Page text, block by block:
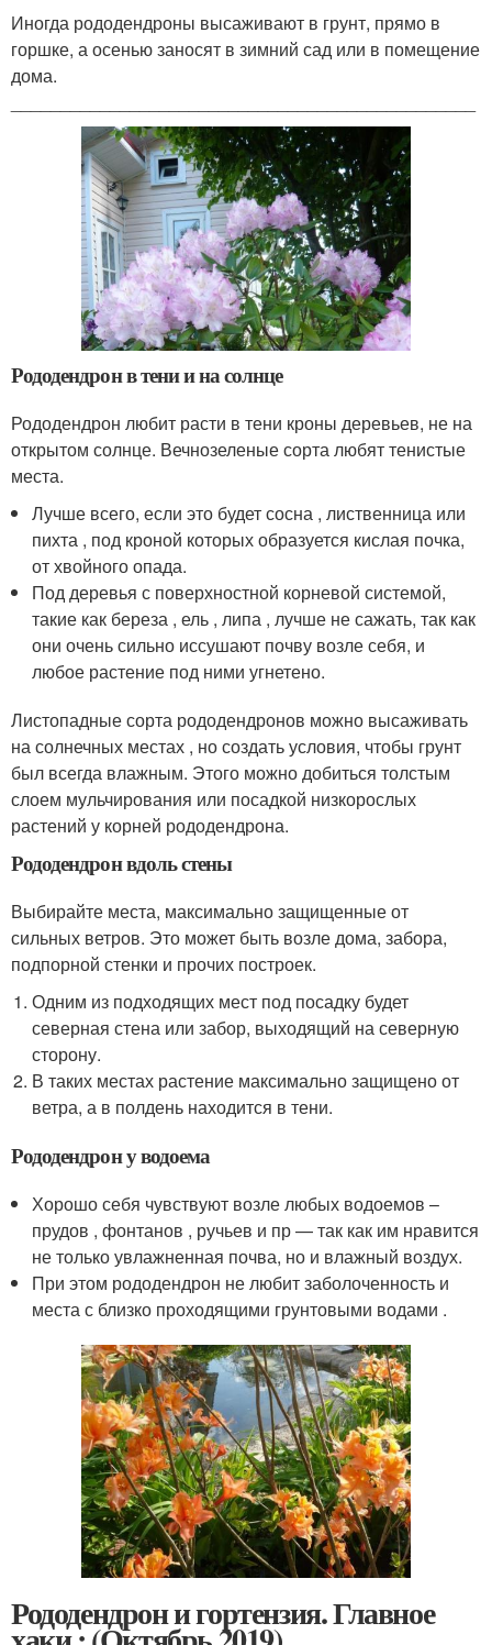
Иногда рододендроны высаживают в грунт, прямо в
горшке, а осенью заносят в зимний сад или в помещение
дома.
Рододендрон в тени и на солнце
Рододендрон любит расти в тени кроны деревьев, не на
открытом солнце. Вечнозеленые сорта любят тенистые
места.
Лучше всего, если это будет сосна , лиственница или
пихта , под кроной которых образуется кислая почка,
от хвойного опада.
Под деревья с поверхностной корневой системой,
такие как береза , ель , липа , лучше не сажать, так как
они очень сильно иссушают почву возле себя, и
любое растение под ними угнетено.
Листопадные сорта рододендронов можно высаживать
на солнечных местах , но создать условия, чтобы грунт
был всегда влажным. Этого можно добиться толстым
слоем мульчирования или посадкой низкорослых
растений у корней рододендрона.
Рододендрон вдоль стены
Выбирайте места, максимально защищенные от
сильных ветров. Это может быть возле дома, забора,
подпорной стенки и прочих построек.
Одним из подходящих мест под посадку будет
северная стена или забор, выходящий на северную
сторону.
В таких местах растение максимально защищено от
ветра, а в полдень находится в тени.
Рододендрон у водоема
Хорошо себя чувствуют возле любых водоемов –
прудов , фонтанов , ручьев и пр — так как им нравится
не только увлажненная почва, но и влажный воздух.
При этом рододендрон не любит заболоченность и
места с близко проходящими грунтовыми водами .
Рододендрон и гортензия. Главное